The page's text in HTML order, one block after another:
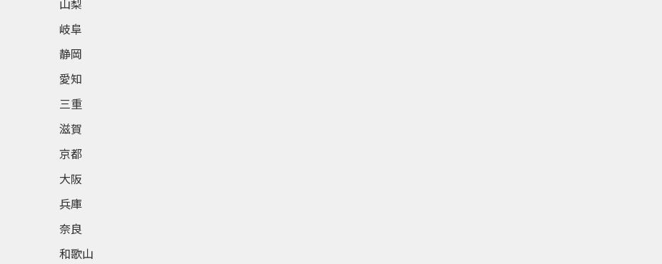
山梨
岐阜
静岡
愛知
三重
滋賀
京都
大阪
兵庫
奈良
和歌山